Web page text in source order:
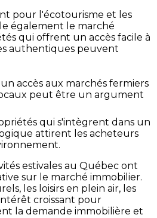
pour l'écotourisme et les
également le marché
qui offrent un accès facile à
authentiques peuvent
un accès aux marchés fermiers
peut être un argument
qui s'intègrent dans un
attirent les acheteurs
estivales au Québec ont
sur le marché immobilier.
les loisirs en plein air, les
croissant pour
la demande immobilière et